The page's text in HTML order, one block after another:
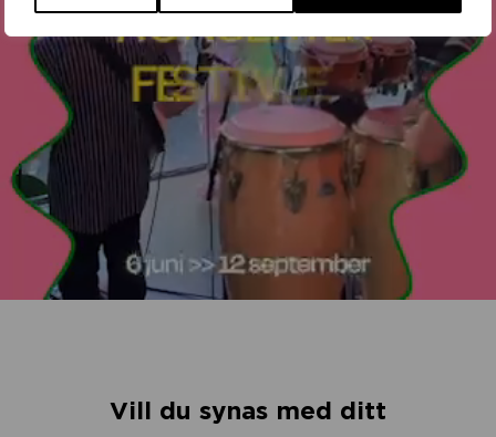
Vill du synas med ditt